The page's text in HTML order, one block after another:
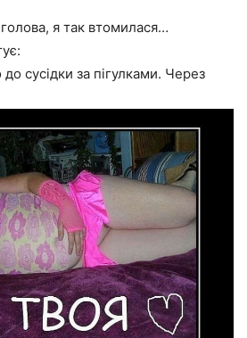
я так втомилася…
сусідки за пігулками. Через